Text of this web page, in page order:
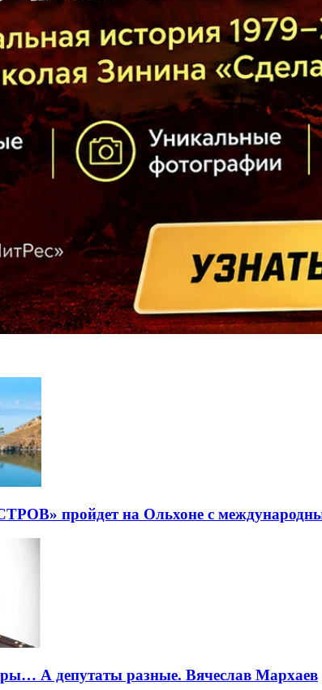
пройдет на Ольхоне с
А депутаты разные. Вячеслав Мархаев